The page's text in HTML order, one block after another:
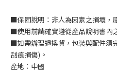
■保固說明：非人為因素之損壞，
■使用前請確實遵從產品說明書內
■如需辦理退換貨，包裝與配件須
刮痕損傷) 。
產地：中國